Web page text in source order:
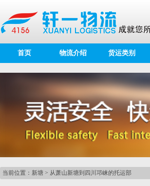
首页 物流介绍 货运类别
当前位置： 新塘 > 从萧山新塘到四川邛崃的托运部